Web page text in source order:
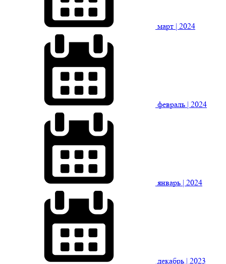
март | 2024
февраль | 2024
январь | 2024
декабрь | 2023